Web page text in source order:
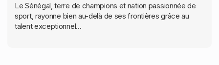
Le Sénégal, terre de champions et nation passionnée de
sport, rayonne bien au-delà de ses frontières grâce au
talent exceptionnel...